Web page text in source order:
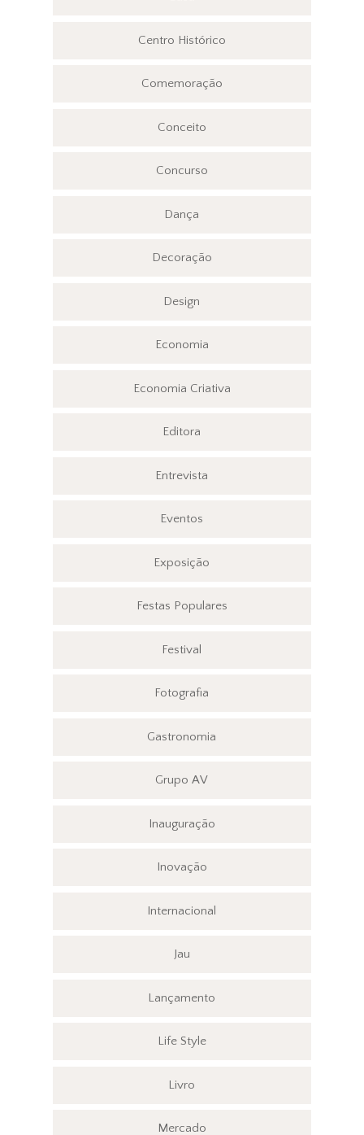
Centro Histórico
Comemoração
Conceito
Concurso
Dança
Decoração
Design
Economia
Economia Criativa
Editora
Entrevista
Eventos
Exposição
Festas Populares
Festival
Fotografia
Gastronomia
Grupo AV
Inauguração
Inovação
Internacional
Jau
Lançamento
Life Style
Livro
Mercado